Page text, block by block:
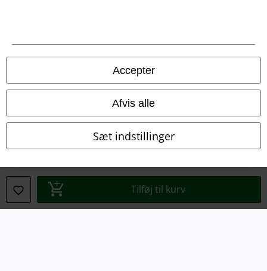
Accepter
Afvis alle
Sæt indstillinger
Tilføj til kurv
Juridisk
Om EMP Danmark
Persondatapolitik
Bortskaffelse af affald og miljøbeskyttelse
Overensstemmelseserklæring
Oplysninger om tilgængelighed